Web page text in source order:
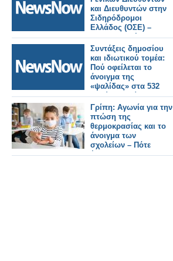
γεγονότων και της
πραγματικότητας,
χωρίς κανένα
μετρήσιμο
αποτέλεσμα, απλά για
ατομική εξύψωση και
στιγμιαία
ικανοποίηση.
και Διευθυντών στην
Σιδηρόδρομοι
Ελλάδος (ΟΣΕ) –
Άνοιγμα σε έμπειρα
στελέχη από Ελλάδα
και εξωτερικό
Συντάξεις δημοσίου
και ιδιωτικού τομέα:
Πού οφείλεται το
άνοιγμα της
«ψαλίδας» στα 532
ευρώ - Τι δείχνουν οι
πληρωμές του
Δεκεμβρίου
Γρίπη: Αγωνία για την
πτώση της
θερμοκρασίας και το
άνοιγμα των
σχολείων – Πότε
έρχεται το πικ και η